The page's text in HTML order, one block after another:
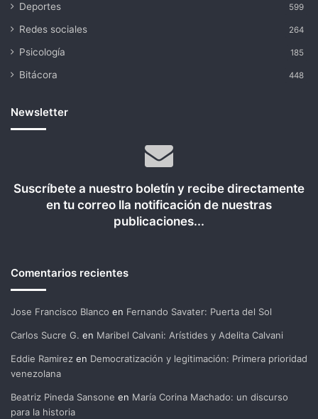
Deportes 599
Redes sociales 264
Psicología 185
Bitácora 448
Newsletter
Suscríbete a nuestro boletín y recibe directamente
en tu correo lla notificación de nuestras
publicaciones...
Comentarios recientes
Jose Francisco Blanco en Fernando Savater: Puerta del Sol
Carlos Sucre G. en Maribel Calvani: Arístides y Adelita Calvani
Eddie Ramirez en Democratización y legitimación: Primera prioridad
venezolana
Beatriz Pineda Sansone en María Corina Machado: un discurso
para la historia